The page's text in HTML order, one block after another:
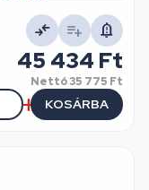
45 434 Ft
Nettó35 775 Ft
KOSÁRBA